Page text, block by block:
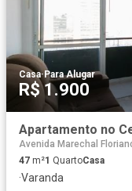
Casa·Para Alugar
R$ 1.900
Apartamento no
Avenida Marechal
47 m²1 QuartoCasa
·Varanda